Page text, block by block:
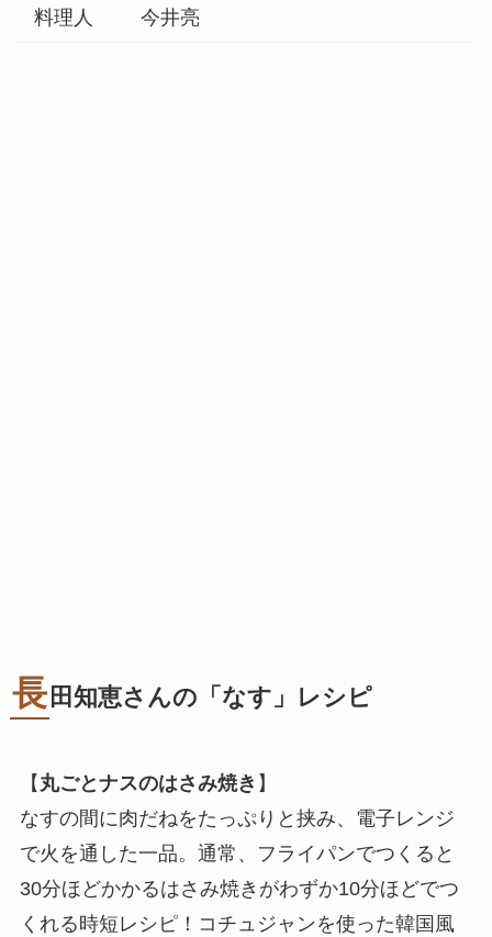
料理人 今井亮
長 田知恵さんの「なす」レシピ
【 丸ごとナスのはさみ焼き 】
なすの間に肉だねをたっぷりと挟み、電子レンジ
で火を通した一品。通常、フライパンでつくると
30分ほどかかるはさみ焼きがわずか10分ほどでつ
くれる時短レシピ！コチュジャンを使った韓国風